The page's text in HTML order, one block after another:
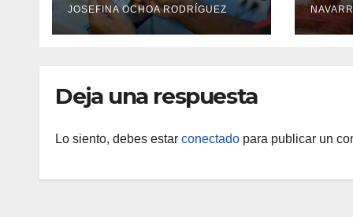
JOSEFINA OCHOA RODRÍGUEZ
Deja una respuesta
Lo siento, debes estar conectado para publicar un